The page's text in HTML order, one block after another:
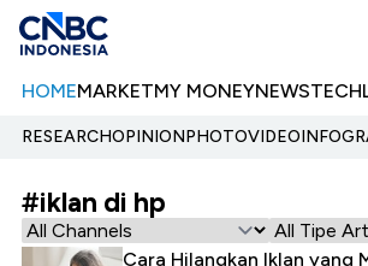
HOMEMARKETMY MONEYNEWSTECH
RESEARCHOPINIONPHOTOVIDEO
#iklan di hp
Cara Hilangkan Iklan yang